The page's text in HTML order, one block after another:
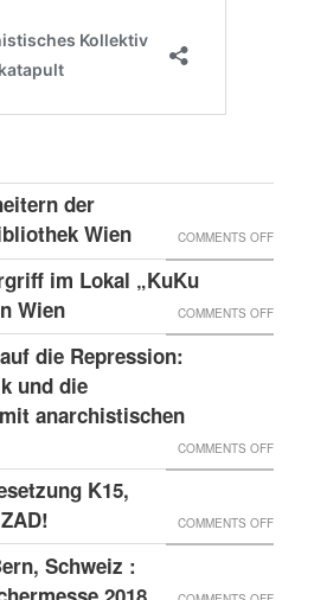
der
Wien
COMMENTS OFFON
im Lokal „KuKu
Wien
COMMENTS OFFON
LOKAL
„KUKU
die Repression:
und die
anarchistischen
COMMENTS OFFON
SICHT
K15,
COMMENTS OFFON
Schweiz :